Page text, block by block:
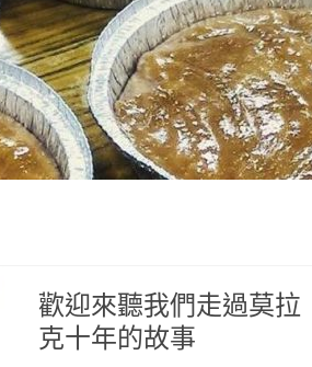
歡迎來聽我們走過莫拉
克十年的故事